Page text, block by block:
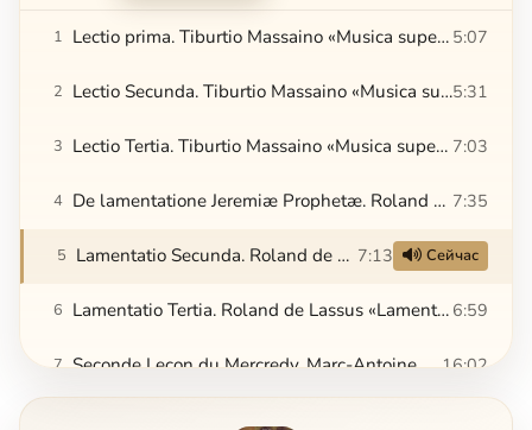
1 Lectio prima. Tiburtio Massaino «Musica super Threnos...» 5:07
2 Lectio Secunda. Tiburtio Massaino «Musica super Threnos...»5:31
3 Lectio Tertia. Tiburtio Massaino «Musica super Threnos...» 7:03
4 De lamentatione Jeremiæ Prophetæ. Roland de Lassus «Lamentationes...» 7:35
5 Lamentatio Secunda. Roland de Lassus «Lamentationes...» 7:13 Сейчас
6 Lamentatio Tertia. Roland de Lassus «Lamentationes...» 6:59
7 Seconde Leçon du Mercredy. Marc-Аntoine Сharpentier «Leçons de Ténèbres du Mercredy Sainct» 16:02